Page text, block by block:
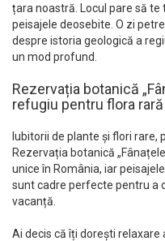
țara noastră. Locul pare să
peisajele deosebite. O zi
despre istoria geologică a
un mod profund.
Rezervația botanică
refugiu pentru flora rară
Iubitorii de plante și flori rare,
Rezervația botanică
unice în România, iar
sunt cadre perfecte pentru a
vacanță.
Ai decis că îți dorești relaxare